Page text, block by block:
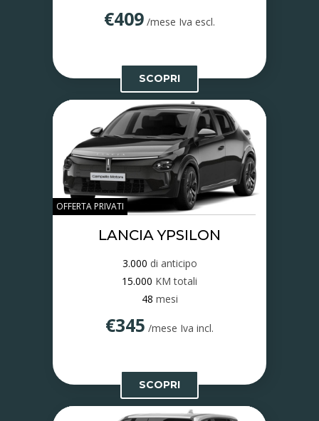
€409 /mese Iva escl.
SCOPRI
OFFERTA PRIVATI
LANCIA YPSILON
3.000 di anticipo
15.000 KM totali
48 mesi
€345 /mese Iva incl.
SCOPRI